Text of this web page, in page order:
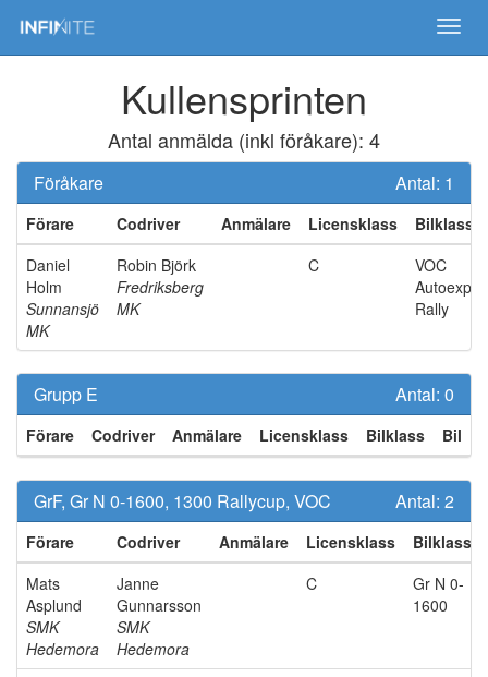
Kullensprinten
Antal anmälda (inkl föråkare): 4
Föråkare Antal: 1
Förare Codriver Anmälare Licensklass
Bilklass
Daniel
Holm
Sunnansjö
MK
Robin Björk
Fredriksberg
MK
C
VOC
Rally
Grupp E Antal: 0
Förare Codriver Anmälare Licensklass Bilklass Bil
GrF, Gr N 0-1600, 1300 Rallycup, VOC Antal: 2
Förare Codriver Anmälare Licensklass
Bilklass
Mats
Asplund
SMK
Hedemora
Janne
Gunnarsson
SMK
Hedemora
C
Gr N 0-
1600